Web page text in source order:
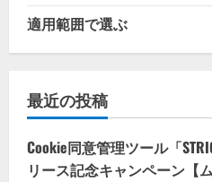
適用範囲で選ぶ
最近の投稿
Cookie同意管理ツール「
リース記念キャンペーン【